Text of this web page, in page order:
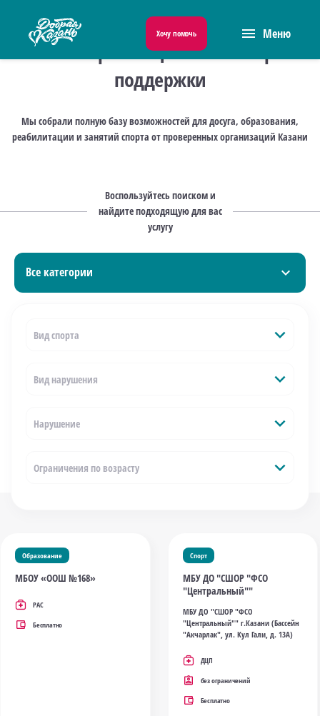
Хочу помочь menu Меню
Навигатор по социальным мерам
поддержки
Мы собрали полную базу возможностей для досуга, образования,
реабилитации и занятий спорта от проверенных организаций Казани
Воспользуйтесь поиском и
найдите подходящую для вас
услугу
Все категории expand_more
Вид спорта expand_more
Вид нарушения expand_more
Нарушение expand_more
Ограничения по возрасту expand_more
Образование
МБОУ «ООШ №168»
РАС
Бесплатно
Спорт
МБУ ДО "СШОР "ФСО
"Центральный""
МБУ ДО "СШОР "ФСО
"Центральный"" г.Казани (Бассейн
"Акчарлак", ул. Кул Гали, д. 13А)
ДЦП
без ограничений
Бесплатно